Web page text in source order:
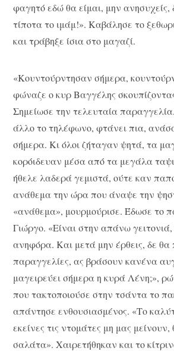
φαγητό εδώ θα είμαι, μην
τίποτα το ιμάμ!». Καβάλησε το
και τράβηξε ίσια στο μαγαζί.
«Κουντούρντησαν σήμερα,
φώναζε ο κυρ Βαγγέλης
Σημείωσε την τελευταία
άλλο το τηλέφωνο, φτάνει πια,
σήμερα. Κι όλοι ζήταγαν ψητά, τα
κορόιδευαν μέσα από τα μεγάλα
ήθελε λαδερά γεμιστά, ούτε καν
ανάθεμα την ώρα που άναψε την
«ανάθεμα», μουρμούρισε. Έδωσε το
Γιώργο. «Είναι στην απάνω
ανηφόρα. Και μετά μην έρθεις, δε
παραγγελίες, ας βράσουν κανένα
μαγειρεύει σήμερα η κυρά Λένη;»,
που τακτοποιούσε στην τσάντα το
απάντησε ενθουσιασμένος. «Το
εκείνες τις ντομάτες μη μας
σαλάτα». Χαιρετήθηκαν και το